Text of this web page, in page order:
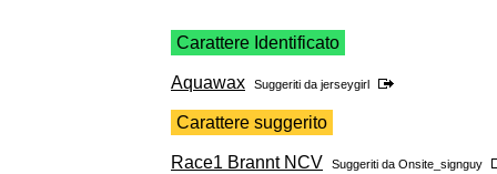
Carattere Identificato
Aquawax Suggeriti da jerseygirl
Carattere suggerito
Race1 Brannt NCV Suggeriti da Onsite_signguy